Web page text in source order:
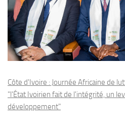
Côte d'Ivoire : Journée Africaine de
"l'État Ivoirien fait de l'intégrité, un
développement"